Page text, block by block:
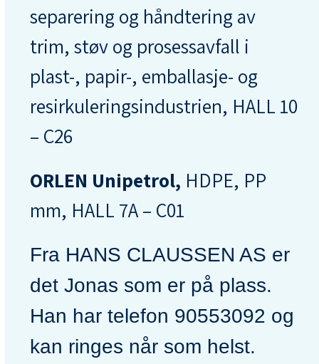
separering og håndtering av
trim, støv og prosessavfall i
plast-, papir-, emballasje- og
resirkuleringsindustrien, HALL 10
– C26
ORLEN Unipetrol, HDPE, PP
mm, HALL 7A – C01
Fra HANS CLAUSSEN AS er
det Jonas som er på plass.
Han har telefon 90553092 og
kan ringes når som helst.